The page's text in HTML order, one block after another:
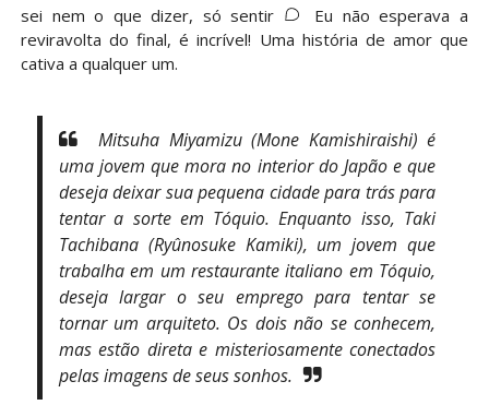
sei nem o que dizer, só sentir
Eu não esperava a
reviravolta do final, é incrível! Uma história de amor que
cativa a qualquer um.
Mitsuha Miyamizu (Mone Kamishiraishi) é
uma jovem que mora no interior do Japão e que
deseja deixar sua pequena cidade para trás para
tentar a sorte em Tóquio. Enquanto isso, Taki
Tachibana (Ryûnosuke Kamiki), um jovem que
trabalha em um restaurante italiano em Tóquio,
deseja largar o seu emprego para tentar se
tornar um arquiteto. Os dois não se conhecem,
mas estão direta e misteriosamente conectados
pelas imagens de seus sonhos.